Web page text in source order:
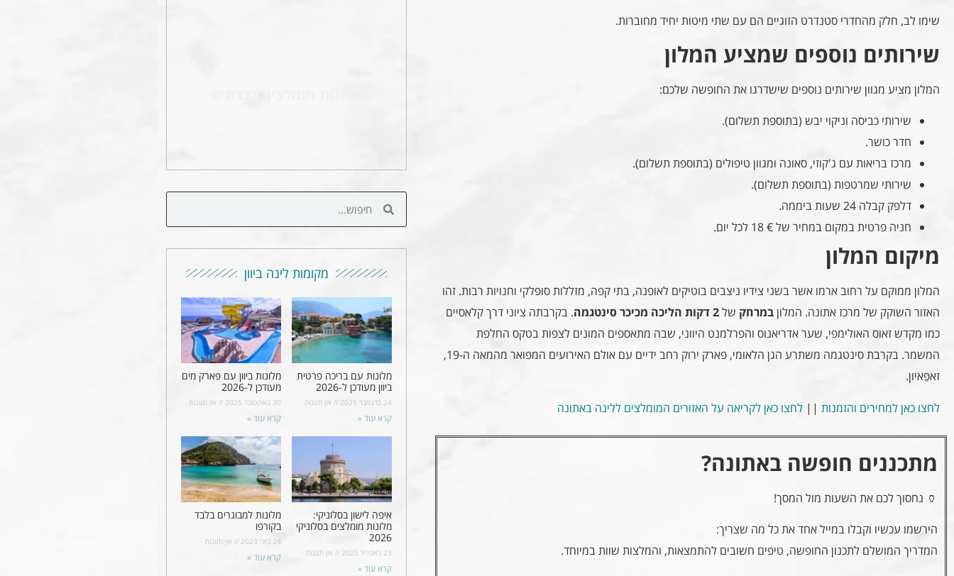
שימו לב, חלק מהחדרי סטנדרט הזוגיים הם עם שתי מיטות יחיד מחוברות.
שירותים נוספים שמציע המלון
המלון מציע מגוון שירותים נוספים שישדרגו את החופשה שלכם:
שירותי כביסה וניקוי יבש (בתוספת תשלום).
חדר כושר.
מרכז בריאות עם ג'קוזי, סאונה ומגוון טיפולים (בתוספת תשלום).
שירותי שמרטפות (בתוספת תשלום).
דלפק קבלה 24 שעות ביממה.
חניה פרטית במקום במחיר של € 18 לכל יום.
מיקום המלון
המלון ממוקם על רחוב ארמו אשר בשני צידיו ניצבים בוטיקים לאופנה, בתי קפה, מזללות סופלקי וחנויות רבות. זהו
האזור השוקק של מרכז אתונה. המלוןבמרחק של
. בקרבתה ציוני דרך קלאסיים
כמו מקדש זאוס האולימפי, שער אדריאנוס והפרלמנט היווני, שבה מתאספים המונים לצפות בטקס החלפת
המשמר. בקרבת סינטגמה משתרע הגן הלאומי, פארק ירוק רחב ידיים עם אולם האירועים המפואר מהמאה ה-19,
זאפֵּאיון.
לחצו כאן למחירים והזמנות || לחצו כאן לקריאה על האזורים המומלצים ללינה באתונה
מתכננים חופשה באתונה?
🏺 נחסוך לכם את השעות מול המסך!
הירשמו עכשיו וקבלו במייל אחד את כל מה שצריך:
המדריך המושלם לתכנון החופשה, טיפים חשובים להתמצאות, והמלצות שוות במיוחד.
מקומות לינה ביוון
מלונות עם בריכה פרטית
ביוון מעודכן ל-2026
24 בדצמבר 2025 אין תגובות
קרא עוד »
מלונות ביוון עם פארק מים
מעודכן ל-2026
30 באוקטובר 2025 אין תגובות
קרא עוד »
איפה לישון בסלוניקי:
מלונות מומלצים בסלוניקי
2026
23 באפריל 2025 אין תגובות
קרא עוד »
מלונות למבוגרים בלבד
בקורפו
24 ביוני 2023 אין תגובות
קרא עוד »